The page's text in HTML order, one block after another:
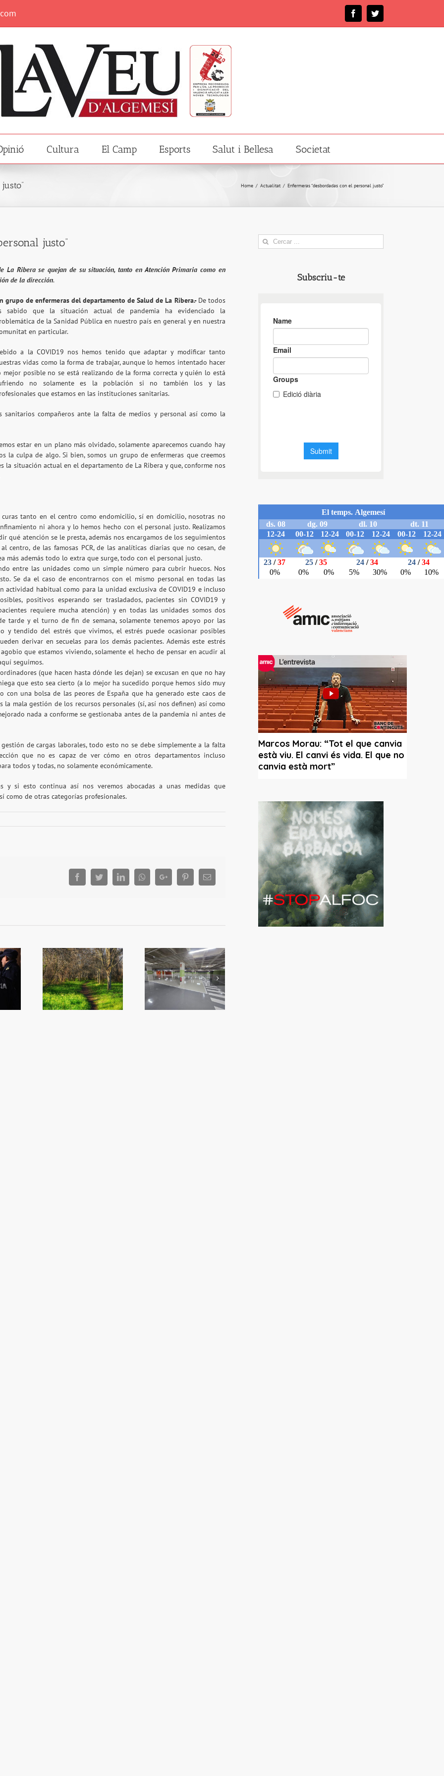
FacebookTwitter
Cultura El Camp Esports Salut i Bellesa Societat
Home / Actualitat / Enfermeras “desbordadas con el personal justo”
justo”
La Ribera se quejan de su situación, tanto en Atención Primaria como en
de la dirección.
grupo de enfermeras del departamento de Salud de La Ribera.- De todos
sabido que la situación actual de pandemia ha evidenciado la
de la Sanidad Pública en nuestro país en general y en nuestra
en particular.
a la COVID19 nos hemos tenido que adaptar y modificar tanto
vidas como la forma de trabajar, aunque lo hemos intentado hacer
mejor posible no se está realizando de la forma correcta y quién lo está
no solamente es la población si no también los y las
que estamos en las instituciones sanitarias.
sanitarios compañeros ante la falta de medios y personal así como la
estar en un plano más olvidado, solamente aparecemos cuando hay
la culpa de algo. Si bien, somos un grupo de enfermeras que creemos
la situación actual en el departamento de La Ribera y que, conforme nos
tanto en el centro como endomicilio, sí en domicilio, nosotras no
ni ahora y lo hemos hecho con el personal justo. Realizamos
qué atención se le presta, además nos encargamos de los seguimientos
centro, de las famosas PCR, de las analíticas diarias que no cesan, de
más además todo lo extra que surge, todo con el personal justo.
entre las unidades como un simple número para cubrir huecos. Nos
Se da el caso de encontrarnos con el mismo personal en todas las
actividad habitual como para la unidad exclusiva de COVID19 e incluso
positivos esperando ser trasladados, pacientes sin COVID19 y
requiere mucha atención) y en todas las unidades somos dos
tarde y el turno de fin de semana, solamente tenemos apoyo por las
y tendido del estrés que vivimos, el estrés puede ocasionar posibles
derivar en secuelas para los demás pacientes. Además este estrés
que estamos viviendo, solamente el hecho de pensar en acudir al
seguimos.
(que hacen hasta dónde les dejan) se excusan en que no hay
que esto sea cierto (a lo mejor ha sucedido porque hemos sido muy
con una bolsa de las peores de España que ha generado este caos de
mala gestión de los recursos personales (sí, así nos definen) así como
nada a conforme se gestionaba antes de la pandemia ni antes de
de cargas laborales, todo esto no se debe simplemente a la falta
que no es capaz de ver cómo en otros departamentos incluso
todos y todas, no solamente económicamente.
y si esto continua así nos veremos abocadas a unas medidas que
como de otras categorías profesionales.
FacebookTwitterLinkedInWhatsappGoogle+ PinterestEmail
la
zones
Reobri l’aparcament
del Mercat
més Algemesí:
L’alcalde convoca un
ple per a que no vaja
l’oposició
Search
for:
Subscriu-te